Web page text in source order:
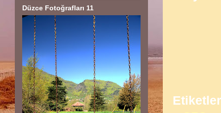
Etiketler
Düzce Fotoğrafları 11